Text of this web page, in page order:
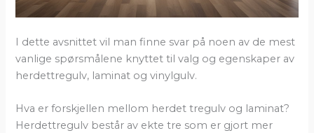
I dette avsnittet vil man finne svar på noen av de mest
vanlige spørsmålene knyttet til valg og egenskaper av
herdettregulv, laminat og vinylgulv.
Hva er forskjellen mellom herdet tregulv og laminat?
Herdettregulv består av ekte tre som er gjort mer